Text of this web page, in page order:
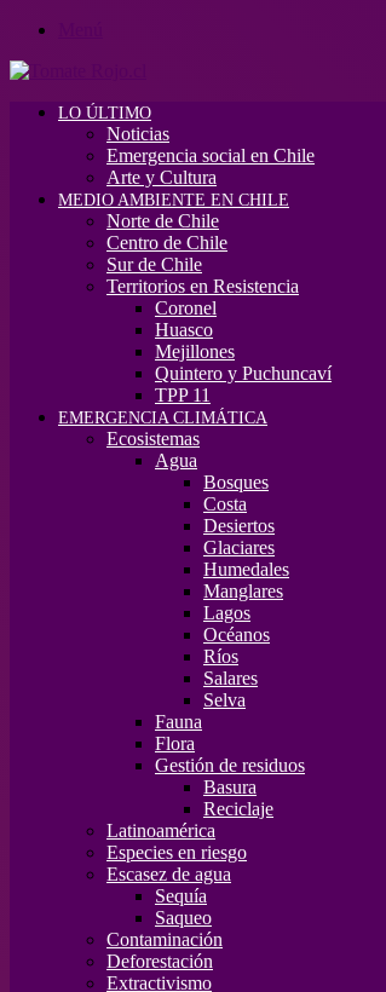
LO ÚLTIMO
Noticias
Emergencia social en Chile
Arte y Cultura
MEDIO AMBIENTE EN CHILE
Norte de Chile
Centro de Chile
Sur de Chile
Territorios en Resistencia
Coronel
Huasco
Mejillones
Quintero y Puchuncaví
TPP 11
EMERGENCIA CLIMÁTICA
Ecosistemas
Agua
Bosques
Costa
Desiertos
Glaciares
Humedales
Manglares
Lagos
Océanos
Ríos
Salares
Selva
Fauna
Flora
Gestión de residuos
Basura
Reciclaje
Latinoamérica
Especies en riesgo
Escasez de agua
Sequía
Saqueo
Contaminación
Deforestación
Extractivismo